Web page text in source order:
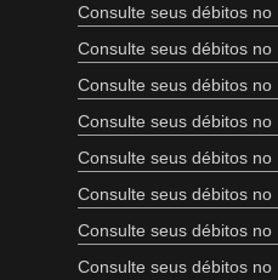
Consulte seus débitos no
Consulte seus débitos no
Consulte seus débitos no
Consulte seus débitos no
Consulte seus débitos no
Consulte seus débitos no
Consulte seus débitos no
Consulte seus débitos no